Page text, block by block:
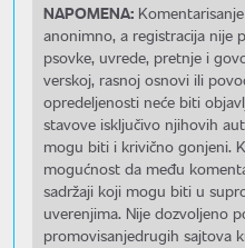
NAPOMENA:
anonimno, a registracija nije
psovke, uvrede, pretnje i
verskoj, rasnoj osnovi ili
opredeljenosti neće biti
stavove isključivo njihovih
mogu biti i krivično gonjeni.
mogućnost da među
sadržaji koji mogu biti u
uverenjima. Nije dozvoljeno
promovisanjedrugih sajtova